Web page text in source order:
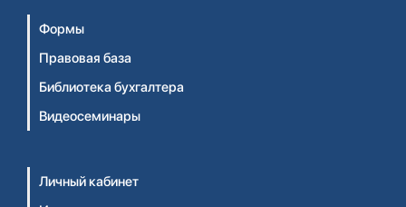
Формы
Правовая база
Библиотека бухгалтера
Видеосеминары
Личный кабинет